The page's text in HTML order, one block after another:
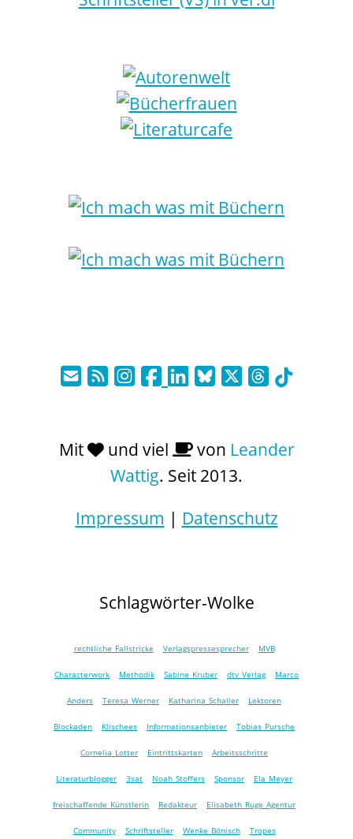
Mit und viel von Leander
Wattig. Seit 2013.
Impressum | Datenschutz
Schlagwörter-Wolke
rechtliche Fallstricke Verlagspressesprecher MVB
Characterwork Methodik Sabine Kruber dtv Verlag Marco
Anders Teresa Werner Katharina Schaller Lektoren
Blockaden Klischees Informationsanbieter Tobias Pursche
Cornelia Lotter Eintrittskarten Arbeitsschritte
Literaturblogger 3sat Noah Stoffers Sponsor Ela Meyer
freischaffende Künstlerin Redakteur Elisabeth Ruge Agentur
Community Schriftsteller Wenke Bönisch Tropes